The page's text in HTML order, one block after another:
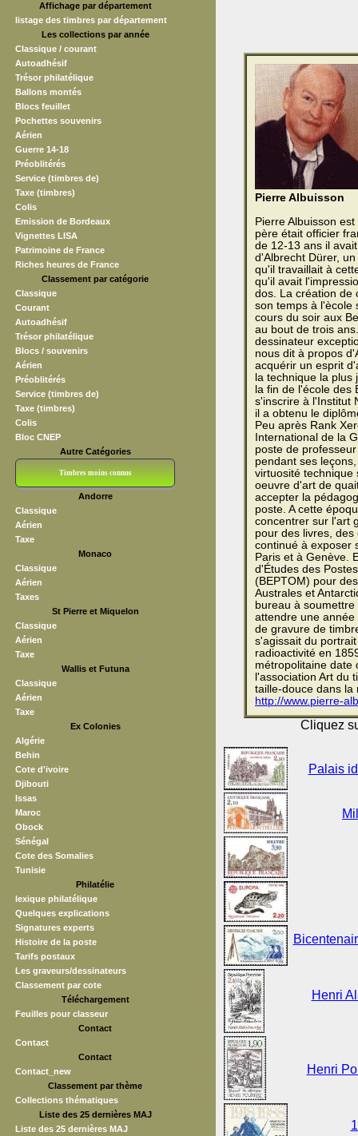
Affichage par département
listage des timbres par département
Les collections par année
Classique / courant
Autoadhésif
Trésor philatélique
Ballons montés
Blocs feuillet
Pochettes souvenirs
Aérien
Guerre 14-18
Préoblitérés
Service (timbres de)
Taxe (timbres)
Colis
Emission de Bordeaux
Vignettes LISA
Patrimoine de France
Riches heures de France
Classement par catégorie
Classique
Courant
Autoadhésif
Trésor philatélique
Blocs / souvenirs
Aérien
Préoblitérés
Service (timbres de)
Taxe (timbres)
Colis
Bloc CNEP
Autre Catégories
Timbres moins connus
Andorre
Classique
Aérien
Taxe
Monaco
Classique
Aérien
Taxes
St Pierre et Miquelon
Classique
Aérien
Taxe
Wallis et Futuna
Classique
Aérien
Taxe
Ex Colonies
Algérie
Behin
Cote d'ivoire
Djibouti
Issas
Maroc
Obock
Sénégal
Cote des Somalies
Tunisie
Philatélie
lexique philatélique
Quelques explications
Signatures experts
Histoire de la poste
Tarifs postaux
Les graveurs/dessinateurs
Classement par cote
Téléchargement
Feuilles pour classeur
Contact
Contact
Contact
Contact_new
Classement par thème
Collections thématiques
Liste des 25 dernières MAJ
Liste des 25 dernières MAJ
Pierre Albuisson
Pierre Albuisson
père était officier
de 12-13 ans il
d'Albrecht Dürer,
qu'il travaillait à
qu'il avait
dos. La création de
son temps à l'ècole
cours du soir aux
au bout de trois
dessinateur
nous dit à propos
acquérir un esprit
la technique la
la fin de l'école des
s'inscrire à l'Institut
il a obtenu le
Peu après Rank
International de la
poste de
pendant ses
virtuosité technique
oeuvre d'art de
accepter la
poste. A cette
concentrer sur l'art
pour des livres,
continué à exposer
Paris et à Genève.
d'Études des
(BEPTOM) pour
Australes et
bureau à
attendre une
de gravure de
s'agissait du
radioactivité en
métropolitaine date
l'association Art du
taille-douce dans la
http://www.pierre-
Cliquez
Palais
Henri
Henri